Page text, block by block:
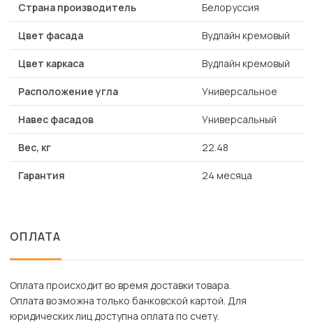
Страна производитель Белоруссия
Цвет фасада Вудлайн кремовый
Цвет каркаса Вудлайн кремовый
Расположение угла Универсальное
Навес фасадов Универсальный
Вес, кг 22.48
Гарантия 24 месяца
ОПЛАТА
Оплата происходит во время доставки товара.
Оплата возможна только банковской картой. Для
юридических лиц доступна оплата по счету.